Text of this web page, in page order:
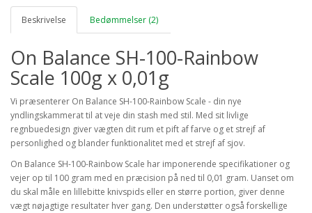
Beskrivelse Bedømmelser (2)
On Balance SH-100-Rainbow
Scale 100g x 0,01g
Vi præsenterer On Balance SH-100-Rainbow Scale - din nye
yndlingskammerat til at veje din stash med stil. Med sit livlige
regnbuedesign giver vægten dit rum et pift af farve og et strejf af
personlighed og blander funktionalitet med et strejf af sjov.
On Balance SH-100-Rainbow Scale har imponerende specifikationer og
vejer op til 100 gram med en præcision på ned til 0,01 gram. Uanset om
du skal måle en lillebitte knivspids eller en større portion, giver denne
vægt nøjagtige resultater hver gang. Den understøtter også forskellige